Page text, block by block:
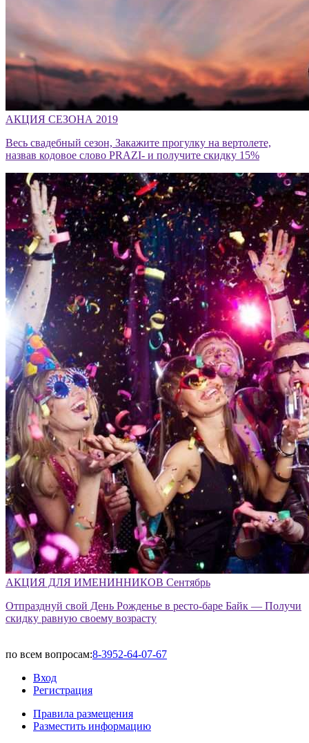
АКЦИЯ СЕЗОНА 2019
Весь свадебный сезон, Закажите прогулку на вертолете,
назвав кодовое слово PRAZI- и получите скидку 15%
АКЦИЯ ДЛЯ ИМЕНИННИКОВ Сентябрь
Отпразднуй свой День Рожденье в ресто-баре Байк — Получи
скидку равную своему возрасту
по всем вопросам:8-3952-64-07-67
Вход
Регистрация
Правила размещения
Разместить информацию